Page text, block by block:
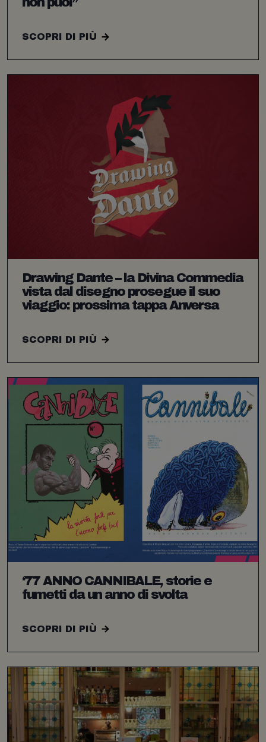
SCOPRI DI PIÙ
Drawing Dante – la Divina Commedia
vista dal disegno prosegue il suo
viaggio: prossima tappa Anversa
SCOPRI DI PIÙ
‘77 ANNO CANNIBALE, storie e
fumetti da un anno di svolta
SCOPRI DI PIÙ